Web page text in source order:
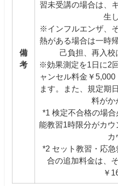
備
考
習未受講の場合は、
生
※インフルエンザ、
熱がある場合は一時
己負担、再入校
※効果測定を1日に2
ャンセル料金￥
ます。また、規定期
料がか
*1 検定不合格の場
能教習1時限分がカ
カ
*2 セット教習・応
合の追加料金は、
￥